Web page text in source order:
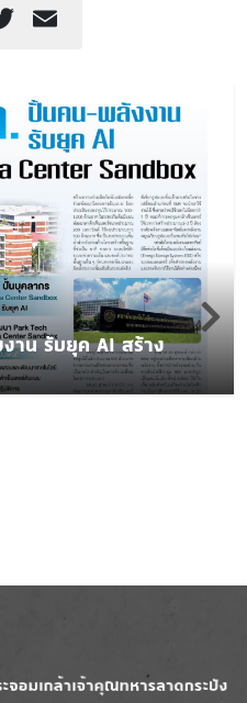
Twitter
าน รับยุค AI สร้าง